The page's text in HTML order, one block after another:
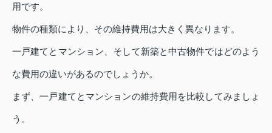
用です。
物件の種類により、その維持費用は大きく異なります。
一戸建てとマンション、そして新築と中古物件ではどのよう
な費用の違いがあるのでしょうか。
まず、一戸建てとマンションの維持費用を比較してみましょ
う。